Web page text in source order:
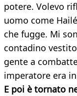
potere. Volevo
uomo come
che fugge. Mi
contadino
gente a
imperatore era
E poi è tornato